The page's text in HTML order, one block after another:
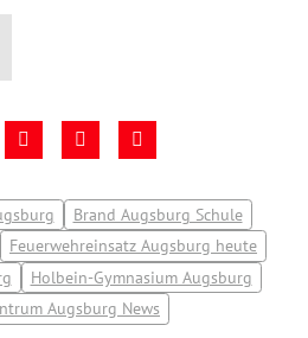
Brand Augsburg Schule
Feuerwehreinsatz Augsburg heute
Holbein-Gymnasium Augsburg
Augsburg News